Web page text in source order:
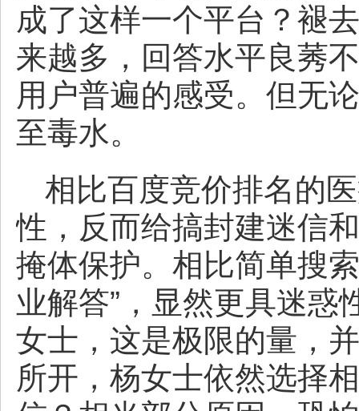
成了这样一个平台？褪
来越多，回答水平良莠
用户普遍的感受。但无
至毒水。
相比百度竞价排名的
性，反而给搞封建迷信
掩体保护。相比简单搜
业解答”，显然更具迷惑
女士，这是极限的量，
所开，杨女士依然选择